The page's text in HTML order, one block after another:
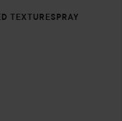
TEXTURESPRAY